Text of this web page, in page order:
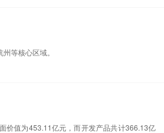
等核心区域。
价值为453.11亿元，而开发产品共计366.13亿